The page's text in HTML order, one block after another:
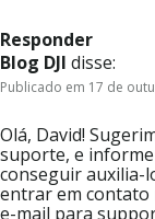
Responder
Blog DJI disse:
Publicado em 17 de
Olá, David!
suporte, e
conseguir auxilia-
entrar em contato
e-mail para